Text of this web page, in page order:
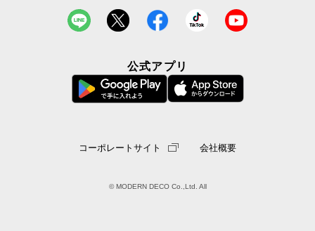
公式アプリ
コーポレートサイト 会社概要
© MODERN DECO Co.,Ltd. All